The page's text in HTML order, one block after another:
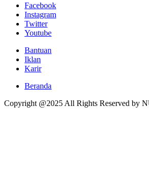
Facebook
Instagram
Twitter
Youtube
Bantuan
Iklan
Karir
Beranda
Copyright @2025 All Rights Reserved by